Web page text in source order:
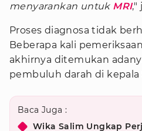
menyarankan untuk MRI,"
Proses diagnosa tidak
Beberapa kali
akhirnya ditemukan
pembuluh darah di kepala
Baca Juga :
Wika Salim Ungkap